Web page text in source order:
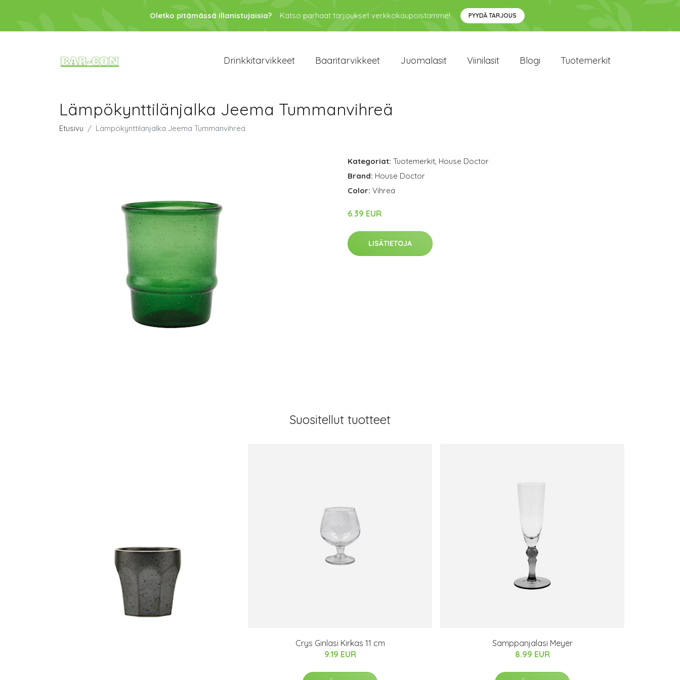
Oletko pitämässä illanistujaisia? Katso parhaat tarjoukset verkkokaupoistamme! PYYDÄ TARJOUS
Drinkkitarvikkeet Baaritarvikkeet Juomalasit Viinilasit Blogi Tuotemerkit
Lämpökynttilänjalka Jeema Tummanvihreä
Etusivu Lämpökynttilänjalka Jeema Tummanvihreä
Kategoriat: Tuotemerkit, House Doctor
Brand: House Doctor
Color: Vihreä
6.39 EUR
LISÄTIETOJA
Suositellut tuotteet
Crys Ginlasi Kirkas 11 cm
9.19 EUR
Samppanjalasi Meyer
8.99 EUR